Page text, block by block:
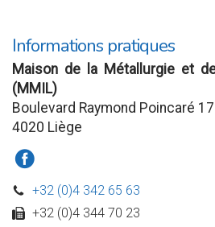
Informations pratiques
Maison de la Métallurgie et
(MMIL)
Boulevard Raymond Poincaré 17
4020 Liège
a
D +32 (0)4 342 65 63
w +32 (0)4 344 70 23